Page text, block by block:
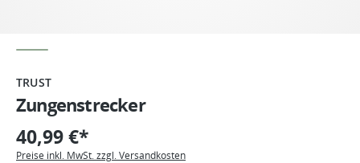
TRUST
Zungenstrecker
40,99 €*
Preise inkl. MwSt. zzgl. Versandkosten